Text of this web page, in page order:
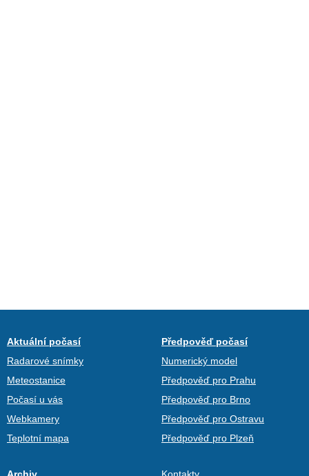
Aktuální počasí
Radarové snímky
Meteostanice
Počasí u vás
Webkamery
Teplotní mapa
Předpověď počasí
Numerický model
Předpověď pro Prahu
Předpověď pro Brno
Předpověď pro Ostravu
Předpověď pro Plzeň